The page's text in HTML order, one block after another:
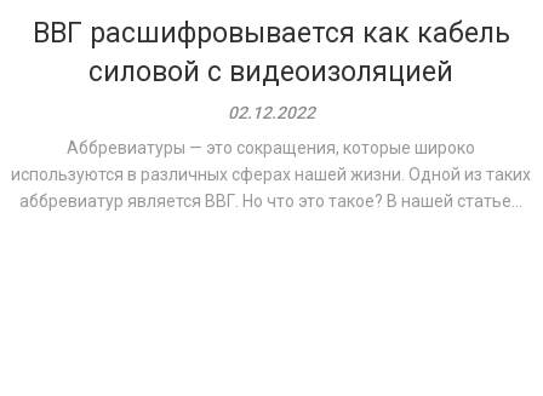
ВВГ расшифровывается как кабель
силовой с видеоизоляцией
02.12.2022
Аббревиатуры — это сокращения, которые широко
используются в различных сферах нашей жизни. Одной из таких
аббревиатур является ВВГ. Но что это такое? В нашей статье...